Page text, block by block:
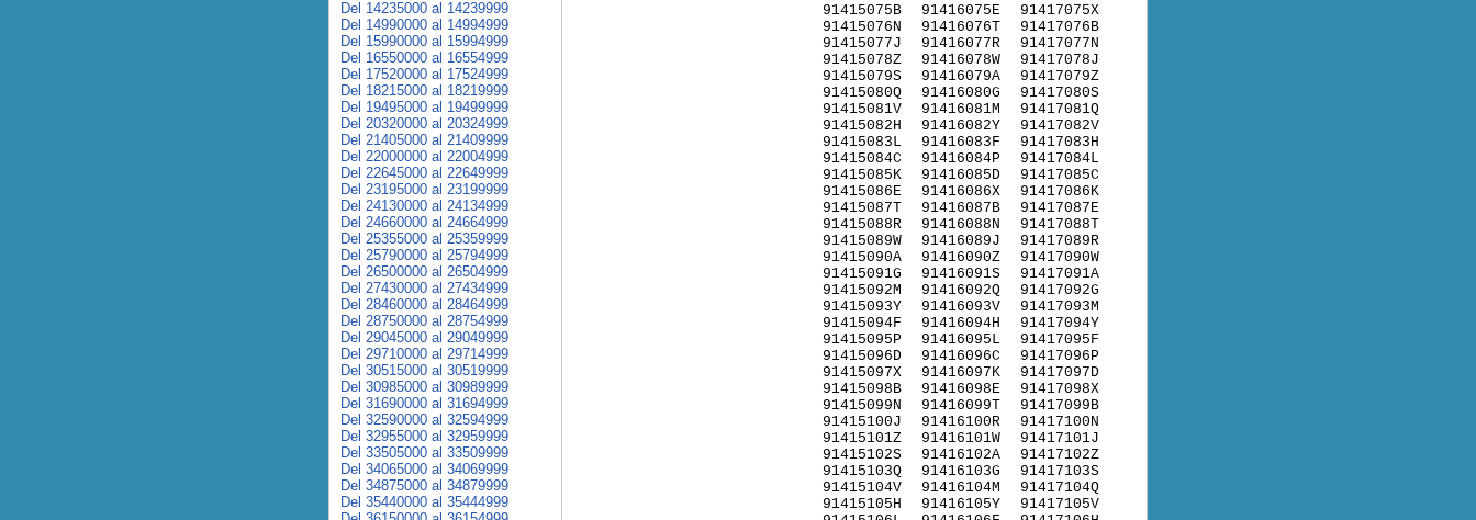
91415075B
91415076N
91415077J
91415078Z
91415079S
91415080Q
91415081V
91415082H
91415083L
91415084C
91415085K
91415086E
91415087T
91415088R
91415089W
91415090A
91415091G
91415092M
91415093Y
91415094F
91415095P
91415096D
91415097X
91415098B
91415099N
91415100J
91415101Z
91415102S
91415103Q
91415104V
91415105H
91416075E
91416076T
91416077R
91416078W
91416079A
91416080G
91416081M
91416082Y
91416083F
91416084P
91416085D
91416086X
91416087B
91416088N
91416089J
91416090Z
91416091S
91416092Q
91416093V
91416094H
91416095L
91416096C
91416097K
91416098E
91416099T
91416100R
91416101W
91416102A
91416103G
91416104M
91416105Y
91417075X
91417076B
91417077N
91417078J
91417079Z
91417080S
91417081Q
91417082V
91417083H
91417084L
91417085C
91417086K
91417087E
91417088T
91417089R
91417090W
91417091A
91417092G
91417093M
91417094Y
91417095F
91417096P
91417097D
91417098X
91417099B
91417100N
91417101J
91417102Z
91417103S
91417104Q
91417105V
Del 14235000 al 14239999
Del 14990000 al 14994999
Del 15990000 al 15994999
Del 16550000 al 16554999
Del 17520000 al 17524999
Del 18215000 al 18219999
Del 19495000 al 19499999
Del 20320000 al 20324999
Del 21405000 al 21409999
Del 22000000 al 22004999
Del 22645000 al 22649999
Del 23195000 al 23199999
Del 24130000 al 24134999
Del 24660000 al 24664999
Del 25355000 al 25359999
Del 25790000 al 25794999
Del 26500000 al 26504999
Del 27430000 al 27434999
Del 28460000 al 28464999
Del 28750000 al 28754999
Del 29045000 al 29049999
Del 29710000 al 29714999
Del 30515000 al 30519999
Del 30985000 al 30989999
Del 31690000 al 31694999
Del 32590000 al 32594999
Del 32955000 al 32959999
Del 33505000 al 33509999
Del 34065000 al 34069999
Del 34875000 al 34879999
Del 35440000 al 35444999